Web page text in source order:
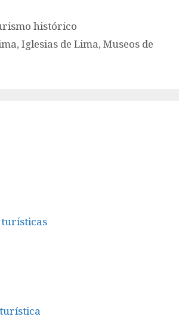
histórico
,Iglesias de Lima,Museos de
turísticas